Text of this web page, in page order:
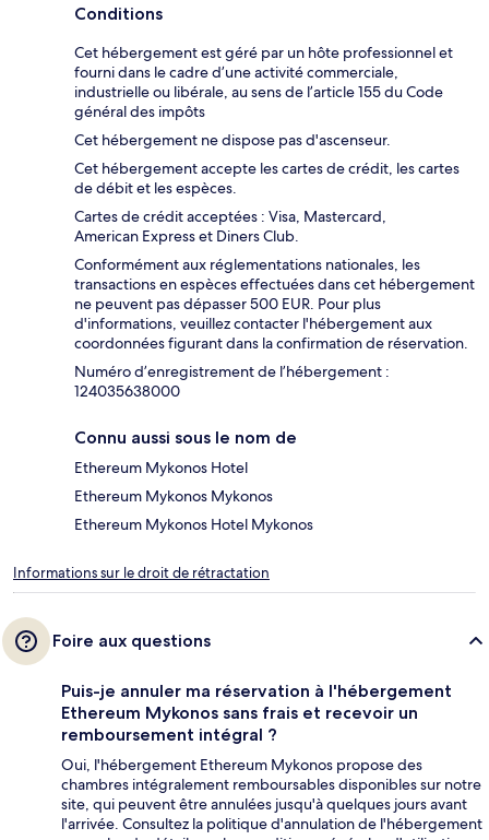
Conditions
Cet hébergement est géré par un hôte professionnel et
fourni dans le cadre d’une activité commerciale,
industrielle ou libérale, au sens de l’article 155 du Code
général des impôts
Cet hébergement ne dispose pas d'ascenseur.
Cet hébergement accepte les cartes de crédit, les cartes
de débit et les espèces.
Cartes de crédit acceptées : Visa, Mastercard,
American Express et Diners Club.
Conformément aux réglementations nationales, les
transactions en espèces effectuées dans cet hébergement
ne peuvent pas dépasser 500 EUR. Pour plus
d'informations, veuillez contacter l'hébergement aux
coordonnées figurant dans la confirmation de réservation.
Numéro d’enregistrement de l’hébergement :
124035638000
Connu aussi sous le nom de
Ethereum Mykonos Hotel
Ethereum Mykonos Mykonos
Ethereum Mykonos Hotel Mykonos
Informations sur le droit de rétractation
Foire aux questions
Puis-je annuler ma réservation à l'hébergement
Ethereum Mykonos sans frais et recevoir un
remboursement intégral ?
Oui, l'hébergement Ethereum Mykonos propose des
chambres intégralement remboursables disponibles sur notre
site, qui peuvent être annulées jusqu'à quelques jours avant
l'arrivée. Consultez la politique d'annulation de l'hébergement